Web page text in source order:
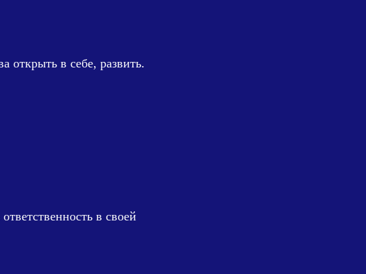
открыть в себе, развить.
в своей